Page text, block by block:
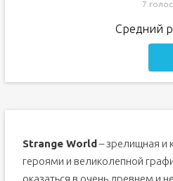
7
Средний
Strange World– зрелищная и
героями и великолепной
оказаться в очень древнем и